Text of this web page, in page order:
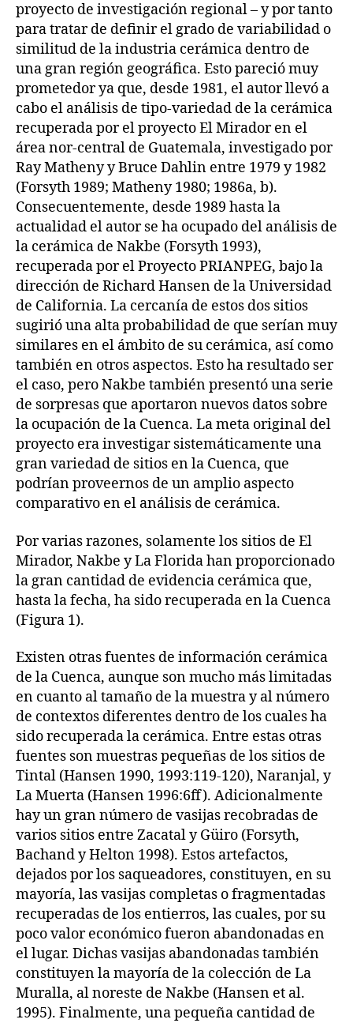
proyecto de investigación regional – y por tanto
para tratar de definir el grado de variabilidad o
similitud de la industria cerámica dentro de
una gran región geográfica. Esto pareció muy
prometedor ya que, desde 1981, el autor llevó a
cabo el análisis de tipo-variedad de la cerámica
recuperada por el proyecto El Mirador en el
área nor-central de Guatemala, investigado por
Ray Matheny y Bruce Dahlin entre 1979 y 1982
(Forsyth 1989; Matheny 1980; 1986a, b).
Consecuentemente, desde 1989 hasta la
actualidad el autor se ha ocupado del análisis de
la cerámica de Nakbe (Forsyth 1993),
recuperada por el Proyecto PRIANPEG, bajo la
dirección de Richard Hansen de la Universidad
de California. La cercanía de estos dos sitios
sugirió una alta probabilidad de que serían muy
similares en el ámbito de su cerámica, así como
también en otros aspectos. Esto ha resultado ser
el caso, pero Nakbe también presentó una serie
de sorpresas que aportaron nuevos datos sobre
la ocupación de la Cuenca. La meta original del
proyecto era investigar sistemáticamente una
gran variedad de sitios en la Cuenca, que
podrían proveernos de un amplio aspecto
comparativo en el análisis de cerámica.
Por varias razones, solamente los sitios de El
Mirador, Nakbe y La Florida han proporcionado
la gran cantidad de evidencia cerámica que,
hasta la fecha, ha sido recuperada en la Cuenca
(Figura 1).
Existen otras fuentes de información cerámica
de la Cuenca, aunque son mucho más limitadas
en cuanto al tamaño de la muestra y al número
de contextos diferentes dentro de los cuales ha
sido recuperada la cerámica. Entre estas otras
fuentes son muestras pequeñas de los sitios de
Tintal (Hansen 1990, 1993:119-120), Naranjal, y
La Muerta (Hansen 1996:6ff). Adicionalmente
hay un gran número de vasijas recobradas de
varios sitios entre Zacatal y Güiro (Forsyth,
Bachand y Helton 1998). Estos artefactos,
dejados por los saqueadores, constituyen, en su
mayoría, las vasijas completas o fragmentadas
recuperadas de los entierros, las cuales, por su
poco valor económico fueron abandonadas en
el lugar. Dichas vasijas abandonadas también
constituyen la mayoría de la colección de La
Muralla, al noreste de Nakbe (Hansen et al.
1995). Finalmente, una pequeña cantidad de